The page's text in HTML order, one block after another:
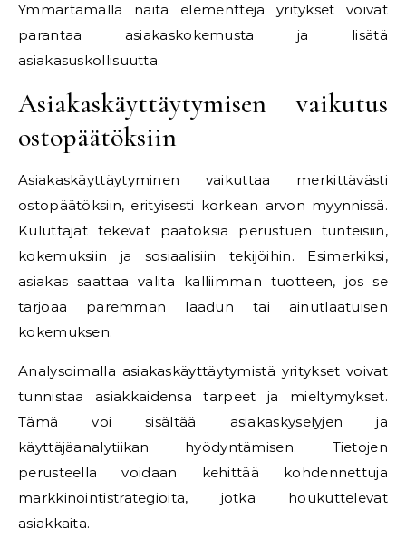
Ymmärtämällä näitä elementtejä yritykset voivat
parantaa asiakaskokemusta ja lisätä
asiakasuskollisuutta.
Asiakaskäyttäytymisen vaikutus
ostopäätöksiin
Asiakaskäyttäytyminen vaikuttaa merkittävästi
ostopäätöksiin, erityisesti korkean arvon myynnissä.
Kuluttajat tekevät päätöksiä perustuen tunteisiin,
kokemuksiin ja sosiaalisiin tekijöihin. Esimerkiksi,
asiakas saattaa valita kalliimman tuotteen, jos se
tarjoaa paremman laadun tai ainutlaatuisen
kokemuksen.
Analysoimalla asiakaskäyttäytymistä yritykset voivat
tunnistaa asiakkaidensa tarpeet ja mieltymykset.
Tämä voi sisältää asiakaskyselyjen ja
käyttäjäanalytiikan hyödyntämisen. Tietojen
perusteella voidaan kehittää kohdennettuja
markkinointistrategioita, jotka houkuttelevat
asiakkaita.